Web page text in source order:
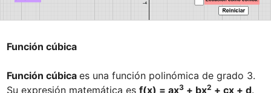
Función cúbica
Función cúbica es una función polinómica de grado 3.
Su expresión matemática es f(x) = ax3 + bx2 + cx + d.